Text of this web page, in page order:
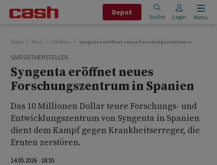
Depot
Suche Login Menu
Home News Top News Syngenta eröffnet neues Forschungszentrum in Spanien
SAATGUTHERSTELLER
Syngenta eröffnet neues
Forschungszentrum in Spanien
Das 10 Millionen Dollar teure Forschungs- und
Entwicklungszentrum von Syngenta in Spanien
dient dem Kampf gegen Krankheitserreger, die
Ernten zerstören.
14.05.2026 18:55